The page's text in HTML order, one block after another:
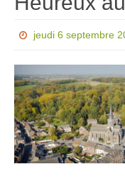
jeudi 6 septembre